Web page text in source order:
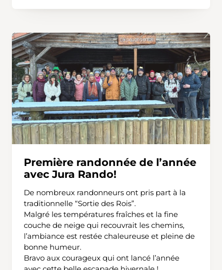
Première randonnée de l’année
avec Jura Rando!
De nombreux randonneurs ont pris part à la
traditionnelle “Sortie des Rois”.
Malgré les températures fraîches et la fine
couche de neige qui recouvrait les chemins,
l’ambiance est restée chaleureuse et pleine de
bonne humeur.
Bravo aux courageux qui ont lancé l’année